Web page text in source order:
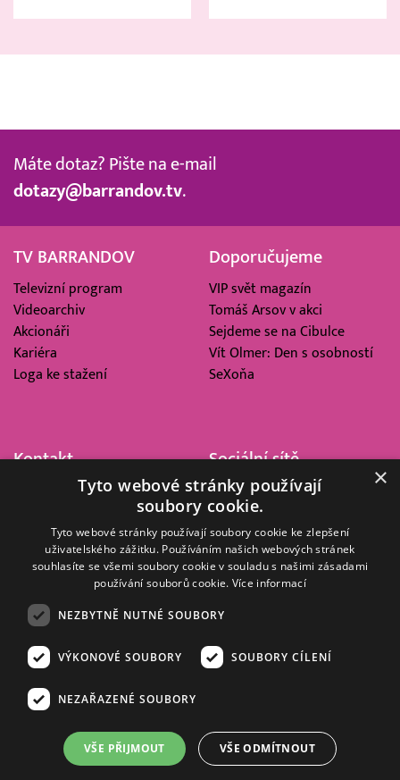
Máte dotaz? Pište na e-mail
dotazy@barrandov.tv.
TV BARRANDOV
Televizní program
Videoarchiv
Akcionáři
Kariéra
Loga ke stažení
Doporučujeme
VIP svět magazín
Tomáš Arsov v akci
Sejdeme se na Cibulce
Vít Olmer: Den s osobností
SeXoňa
Kontakt
Barrandov Televizní Studio,
Kříženeckého nám. 322
152 00 Praha 5
IČ 416 93 311
Sociální sítě
© 2008–2026 EMPRESA MEDIA, a.s. Všechna práva vyhrazena.
Zásady ochrany osobních a dalších zpracovávaných údajů
Informace o měření sledovanosti videa ve video archivu
Nielsen Digital Measurement
. Využíváme grafické podklady z
×
Tyto webové stránky používají
soubory cookie.
Tyto webové stránky používají soubory cookie ke zlepšení
uživatelského zážitku. Používáním našich webových stránek
souhlasíte se všemi soubory cookie v souladu s našimi zásadami
používání souborů cookie. Více informací
NEZBYTNĚ NUTNÉ SOUBORY
VÝKONOVÉ SOUBORY SOUBORY CÍLENÍ
NEZAŘAZENÉ SOUBORY
VŠE PŘIJMOUT VŠE ODMÍTNOUT